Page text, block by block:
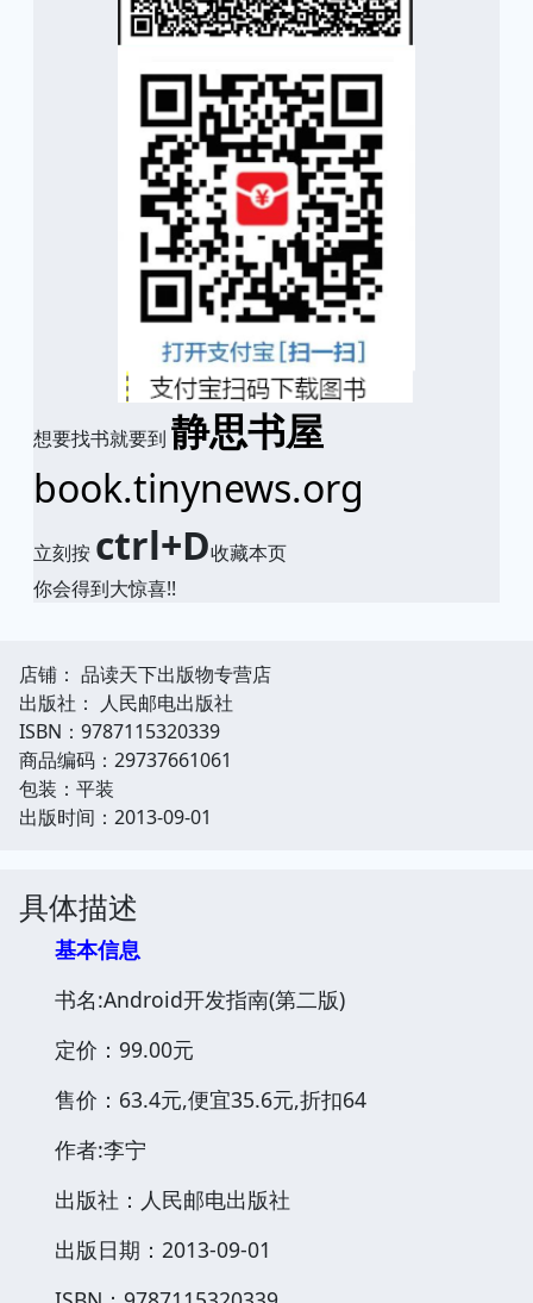
想要找书就要到 静思书屋
book.tinynews.org
立刻按 ctrl+D收藏本页
你会得到大惊喜!!
店铺： 品读天下出版物专营店
出版社： 人民邮电出版社
ISBN：9787115320339
商品编码：29737661061
包装：平装
出版时间：2013-09-01
具体描述
基本信息
书名:Android开发指南(第二版)
定价：99.00元
售价：63.4元,便宜35.6元,折扣64
作者:李宁
出版社：人民邮电出版社
出版日期：2013-09-01